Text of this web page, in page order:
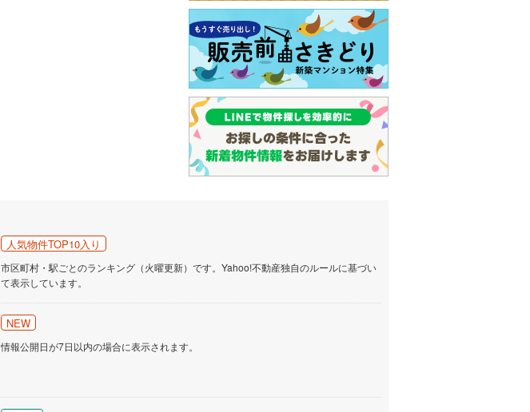
人気物件TOP10入り
市区町村・駅ごとのランキング（火曜更新）です。Yahoo!不動産独自のルールに基づい
て表示しています。
NEW
情報公開日が7日以内の場合に表示されます。